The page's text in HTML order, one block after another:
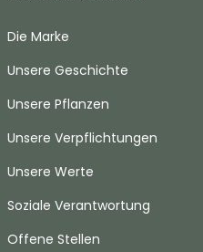
Die Marke
Unsere Geschichte
Unsere Pflanzen
Unsere Verpflichtungen
Unsere Werte
Soziale Verantwortung
Offene Stellen